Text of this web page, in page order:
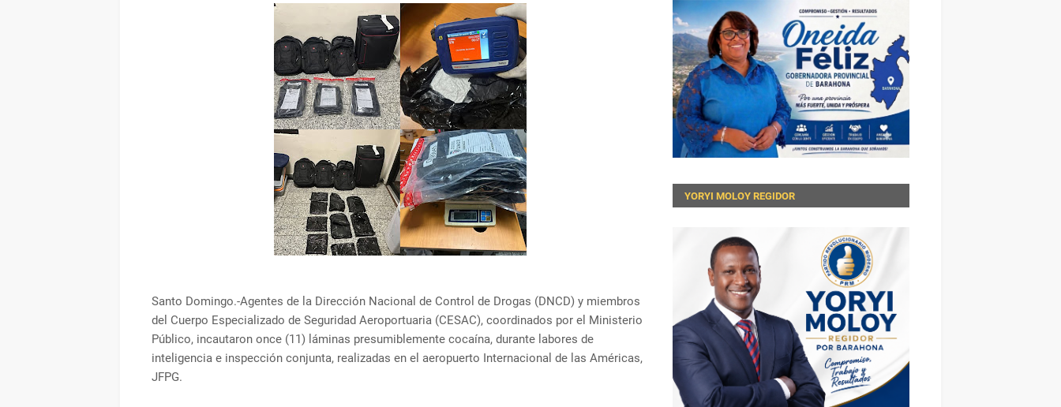
Santo Domingo.-Agentes de la Dirección Nacional de Control de Drogas (DNCD) y miembros
del Cuerpo Especializado de Seguridad Aeroportuaria (CESAC), coordinados por el Ministerio
Público, incautaron once (11) láminas presumiblemente cocaína, durante labores de
inteligencia e inspección conjunta, realizadas en el aeropuerto Internacional de las Américas,
JFPG.
YORYI MOLOY REGIDOR